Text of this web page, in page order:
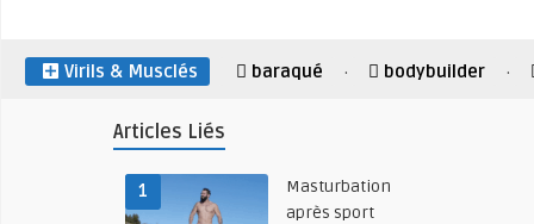
Virils & Musclés baraqué · bodybuilder ·
Articles Liés
1
Masturbation
après sport